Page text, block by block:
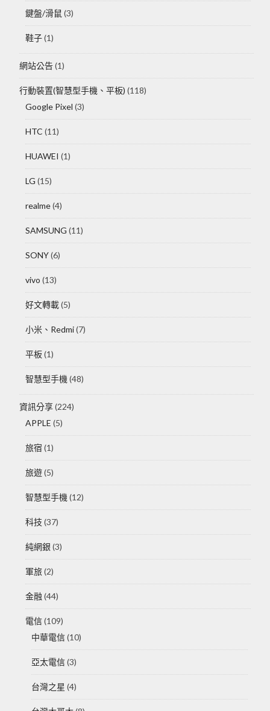
鍵盤/滑鼠 (3)
鞋子(1)
網站公告(1)
行動裝置(智慧型手機、平板) (118)
Google Pixel (3)
HTC (11)
HUAWEI (1)
LG (15)
realme(4)
SAMSUNG (11)
SONY(6)
vivo (13)
好文轉載(5)
小米、Redmi(7)
平板(1)
智慧型手機 (48)
資訊分享(224)
APPLE (5)
旅宿 (1)
旅遊(5)
智慧型手機 (12)
科技 (37)
純網銀 (3)
軍旅(2)
金融 (44)
電信(109)
中華電信(10)
亞太電信(3)
台灣之星 (4)